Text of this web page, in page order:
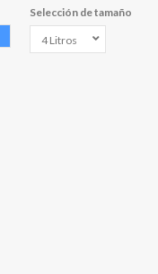
Selección de tamaño